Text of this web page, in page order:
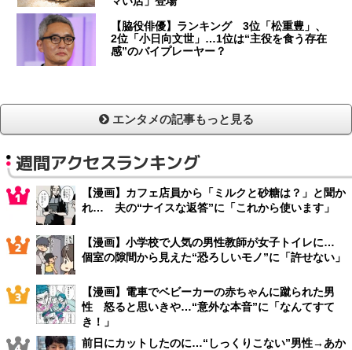
【脇役俳優】ランキング 3位「松重豊」、
2位「小日向文世」…1位は“主役を食う存在
感”のバイプレーヤー？
エンタメの記事もっと見る
週間アクセスランキング
【漫画】カフェ店員から「ミルクと砂糖は？」と聞か
れ… 夫の“ナイスな返答”に「これから使います」
【漫画】小学校で人気の男性教師が女子トイレに…
個室の隙間から見えた“恐ろしいモノ”に「許せない」
【漫画】電車でベビーカーの赤ちゃんに蹴られた男
性 怒ると思いきや…“意外な本音”に「なんてすて
き！」
前日にカットしたのに…“しっくりこない”男性→あか